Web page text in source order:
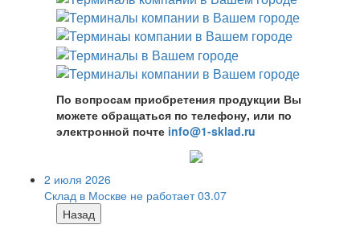
По вопросам приобретения продукции Вы
можете обращаться по телефону, или по
электронной почте info@1-sklad.ru
2 июля 2026
Склад в Москве не работает 03.07
Назад